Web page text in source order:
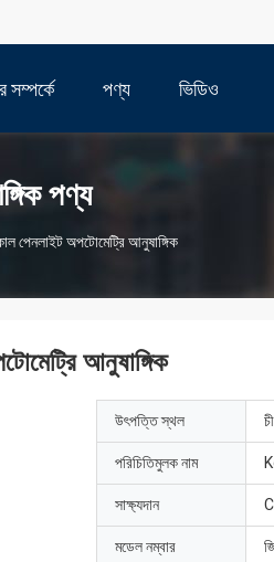
সম্পর্কে পণ্য ভিডিও
পণ্য
পেনলাইট অপটোমেট্রি আনুষাঙ্গিক
আনুষাঙ্গিক
উৎপত্তি স্থল
পরিচিতিমুলক নাম
সাক্ষ্যদান
মডেল নম্বার